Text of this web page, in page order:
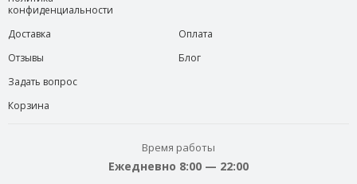
конфиденциальности
Доставка
Отзывы
Задать вопрос
Корзина
Оплата
Блог
Время работы
Ежедневно 8:00 — 22:00